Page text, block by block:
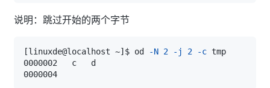
说明：跳过开始的两个字节
[linuxde@localhost ~] $ od -N 2 -j 2 -c